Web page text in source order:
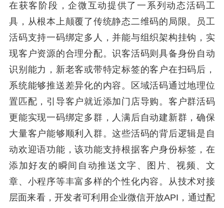
在获客阶段，企微互动提供了一系列动态活码工
具，从根本上颠覆了传统静态二维码的局限。员工
活码支持一码绑定多人，并能与组织架构挂钩，实
现客户资源的合理分配。识客活码则具备身份自动
识别能力，新老客或带特定标签的客户在扫码后，
系统能够推送差异化的内容。区域活码通过地理位
置匹配，引导客户就近添加门店导购。客户群活码
更能实现一码绑定多群，人满后自动建新群，确保
大量客户能够顺利入群。这些活码的背后逻辑是自
动欢迎语功能，该功能支持根据客户身份标签，在
添加好友的瞬间自动推送文字、图片、视频、文
章、小程序等丰富多样的个性化内容。从技术对接
层面来看，开发者可利用企业微信开放API，通过配